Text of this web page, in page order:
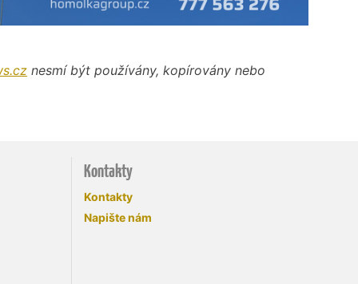
nesmí být používány, kopírovány nebo
Kontakty
Kontakty
Napište nám